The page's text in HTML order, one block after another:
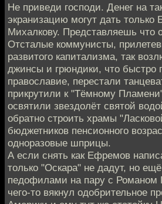
Не приведи господи. Денег на
экранизацию могут дать только
Михалкову. Представляешь что
Отсталые коммунисты,
развитого капитализма, так
джинсы и грюндики, что быстро
православие, перестали
прикрутили к "Тёмному
освятили звездолёт святой
обратно строить храмы
бюджетников пенсионного
одноразовые шприцы.
А если снять как Ефремов
только "Оскара" не дадут, но
педофилами на пару с Романом
чего-то вякнул одобрительное